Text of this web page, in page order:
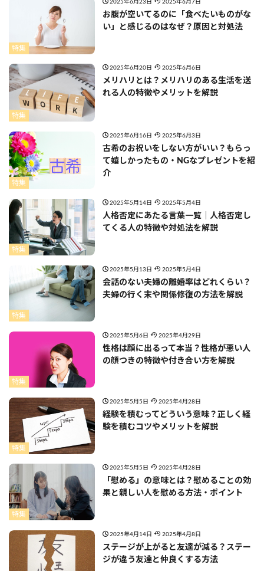
特集
2025年6月23日 2025年6月7日
お腹が空いてるのに「食べたいものがな
い」と感じるのはなぜ？原因と対処法
特集
2025年6月20日 2025年6月6日
メリハリとは？メリハリのある生活を送
れる人の特徴やメリットを解説
特集
2025年6月16日 2025年6月3日
古希のお祝いをしない方がいい？もらっ
て嬉しかったもの・NGなプレゼントを紹
介
特集
2025年5月14日 2025年5月4日
人格否定にあたる言葉一覧｜人格否定し
てくる人の特徴や対処法を解説
特集
2025年5月13日 2025年5月4日
会話のない夫婦の離婚率はどれくらい？
夫婦の行く末や関係修復の方法を解説
特集
2025年5月6日 2025年4月29日
性格は顔に出るって本当？性格が悪い人
の顔つきの特徴や付き合い方を解説
特集
2025年5月5日 2025年4月28日
経験を積むってどういう意味？正しく経
験を積むコツやメリットを解説
特集
2025年5月5日 2025年4月28日
「慰める」の意味とは？慰めることの効
果と親しい人を慰める方法・ポイント
2025年4月14日 2025年4月8日
ステージが上がると友達が減る？ステー
ジが違う友達と仲良くする方法